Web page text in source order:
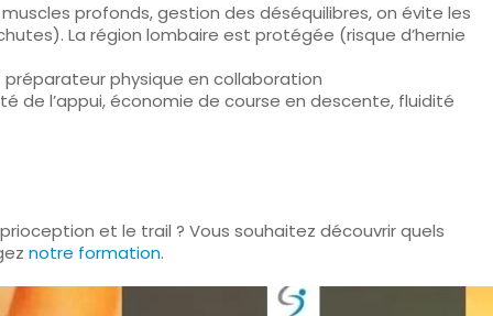
profonds, gestion des déséquilibres, on évite les
La région lombaire est protégée (risque d’hernie
physique en collaboration
de l’appui, économie de course en descente, fluidité
et le trail ? Vous souhaitez découvrir quels
notre formation.